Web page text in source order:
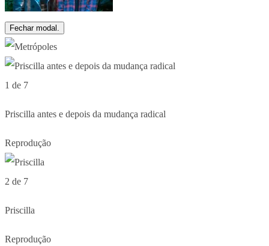
Fechar modal.
1 de 7
Priscilla antes e depois da mudança radical
Reprodução
2 de 7
Priscilla
Reprodução